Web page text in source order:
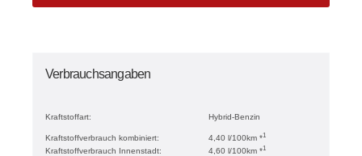
Verbrauchsangaben
Kraftstoffart: Hybrid-Benzin
Kraftstoffverbrauch kombiniert: 4,40 l/100km *1
Kraftstoffverbrauch Innenstadt: 4,60 l/100km *1